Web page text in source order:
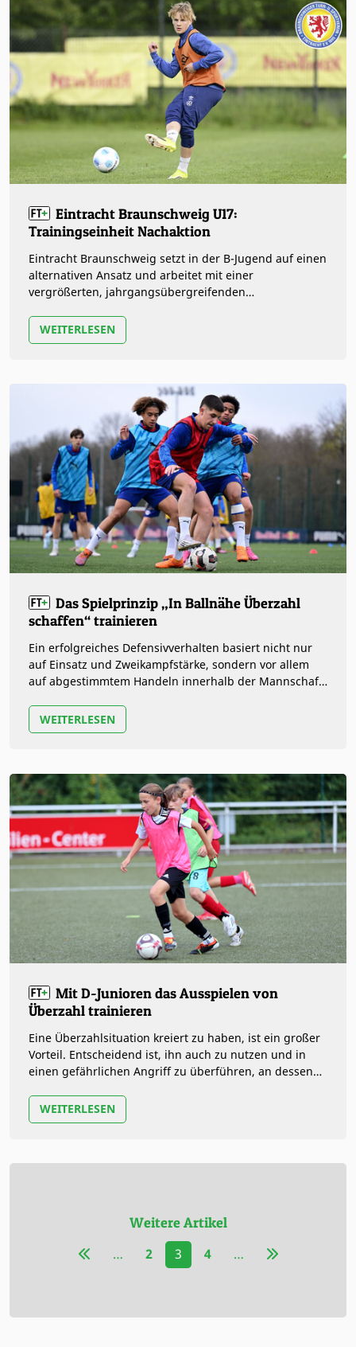
Eintracht Braunschweig U17:
Trainingseinheit Nachaktion
Eintracht Braunschweig setzt in der B-Jugend auf einen
alternativen Ansatz und arbeitet mit einer
vergrößerten, jahrgangsübergreifenden
WEITERLESEN
Das Spielprinzip „In Ballnähe Überzahl
schaffen“ trainieren
Ein erfolgreiches Defensivverhalten basiert nicht nur
auf Einsatz und Zweikampfstärke, sondern vor allem
auf abgestimmtem Handeln innerhalb der Mannschaft.
WEITERLESEN
Mit D-Junioren das Ausspielen von
Überzahl trainieren
Eine Überzahlsituation kreiert zu haben, ist ein großer
Vorteil. Entscheidend ist, ihn auch zu nutzen und in
einen gefährlichen Angriff zu überführen, an dessen
WEITERLESEN
Weitere Artikel
… 2 3 4 …